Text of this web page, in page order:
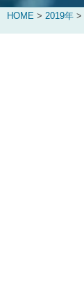
HOME > 2019年 >